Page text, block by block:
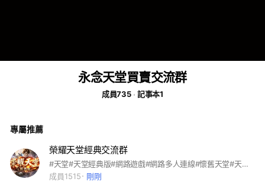
永念天堂買賣交流群
成員735 記事本1
專屬推薦
榮耀天堂經典交流群
#天堂#天堂經典版#網路遊戲#網路多人連線#懷舊天堂#天堂M
成員1515
剛剛